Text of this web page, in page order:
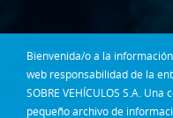
Bienvenida/o a la
web responsabilidad de la
SOBRE VEHÍCULOS S.A.
pequeño archivo de
Dónde estamos
Contacta
Síguenos en: